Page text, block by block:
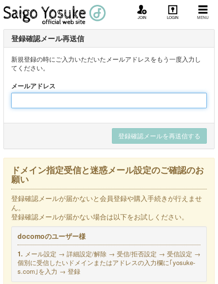
JOIN LOGIN MENU
登録確認メール再送信
新規登録の時にご入力いただいたメールアドレスをもう一度入力し
てください。
メールアドレス
ドメイン指定受信と迷惑メール設定のご確認のお
願い
登録確認メールが届かないと会員登録や購入手続きが行えませ
ん。
登録確認メールが届かない場合は以下をお試しください。
docomoのユーザー様
1. メール設定 → 詳細設定/解除 → 受信/拒否設定 → 受信設定 →
個別に受信したいドメインまたはアドレスの入力欄に｢yosuke-
s.com｣を入力 → 登録